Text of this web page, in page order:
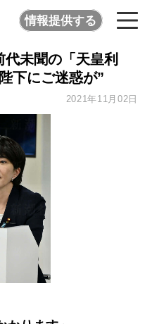
情報提供する
未聞の「天皇利
下にご迷惑が”
2021年11月02日